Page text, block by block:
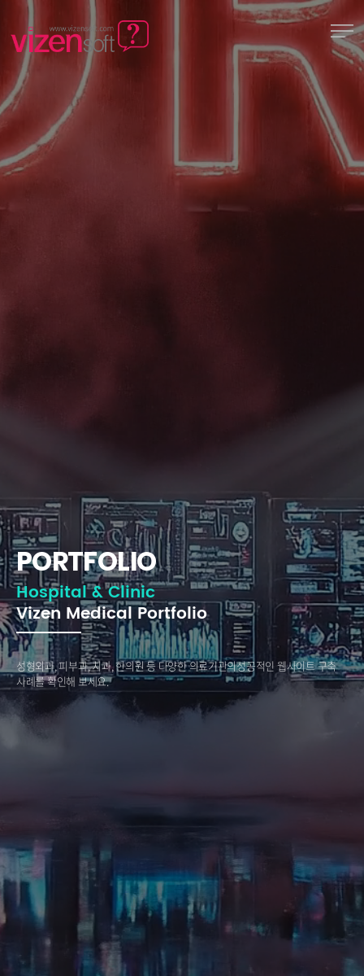
PORTFOLIO
Hospital & Clinic
Vizen Medical Portfolio
성형외과, 피부과, 치과, 한의원 등 다양한 의료기관의성공적인 웹사이트 구축
사례를 확인해 보세요.